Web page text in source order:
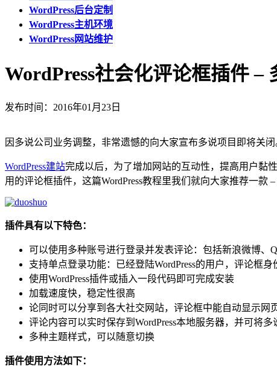
WordPress后台定制
WordPress主机环境
WordPress网站维护
WordPress社会化评论框插件 –
发布时间：2016年01月23日
因多说公司业务调整，非常遗憾的向大家宣布多说项目即将关
WordPress建站完成以后，为了增加网站的互动性，提高用户黏
用的评论框插件，这篇WordPress教程里我们就向大家推荐一款
插件具有以下特色：
可以使用多种账号进行登录并发表评论：包括新浪微博
支持单点登录功能：已经登陆WordPress的用户，评论框身
使用WordPress插件或插入一段代码即可完成安装
加载速度快，稳定性很高
论同时可以分享到各大社交网站，评论框中能自动显示网
评论内容可以实时保存到WordPress本地服务器，并可将多
多种主题样式，可以随意切换
插件使用方法如下：